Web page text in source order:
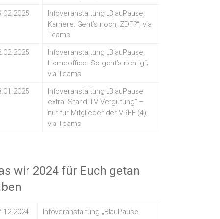
Infoveranstaltung „BlauPause:
Karriere: Geht’s noch, ZDF?“; via
Teams
Infoveranstaltung „BlauPause:
Homeoffice: So geht’s richtig“;
via Teams
Infoveranstaltung „BlauPause
extra: Stand TV Vergütung“ –
nur für Mitglieder der VRFF (4);
via Teams
wir 2024 für Euch getan
Infoveranstaltung „BlauPause